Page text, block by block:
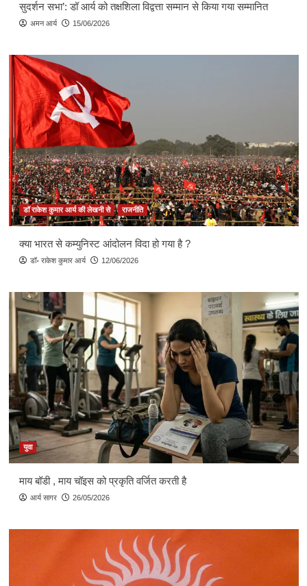
सुदर्शन सभा’: डॉ आर्य को तक्षशिला विद्वत्ता सम्मान से किया गया सम्मानित
अमन आर्य 15/06/2026
डॉ राकेश कुमार आर्य की लेखनी से राजनीति
क्या भारत से कम्युनिस्ट आंदोलन विदा हो गया है ?
डॉ॰ राकेश कुमार आर्य 12/06/2026
युवा
माय बॉडी , माय चॉइस को प्रकृति वर्जित करती है
आर्य सागर 26/05/2026